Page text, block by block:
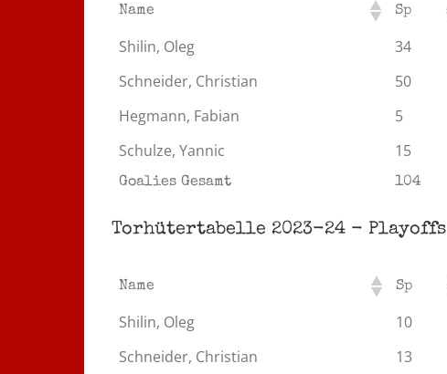
Name Sp
Shilin, Oleg 34
Schneider, Christian
50
Hegmann, Fabian
5
Schulze, Yannic
15
Goalies Gesamt 104
Torhütertabelle 2023-24 - Playoffs
Name Sp
Shilin, Oleg 10
Schneider, Christian
13